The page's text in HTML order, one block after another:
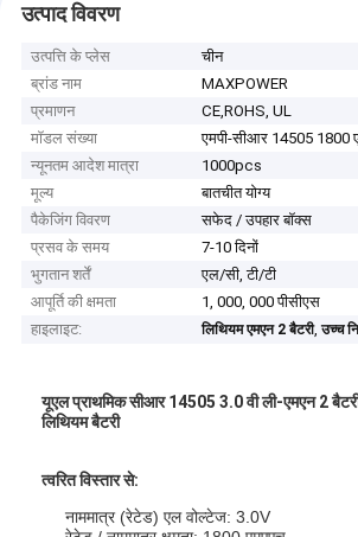
उत्पाद विवरण
उत्पत्ति के प्लेस
चीन
ब्रांड नाम
MAXPOWER
प्रमाणन
CE,ROHS, UL
मॉडल संख्या
एमपी-सीआर 14505 1800
न्यूनतम आदेश मात्रा
1000pcs
मूल्य
बातचीत योग्य
पैकेजिंग विवरण
सफेद / उपहार बॉक्स
प्रसव के समय
7-10 दिनों
भुगतान शर्तें
एल/सी, टी/टी
आपूर्ति की क्षमता
1, 000, 000 पीसीएस
हाइलाइट:
लिथियम एमएन 2 बैटरी,उच्च
यूएल प्राथमिक सीआर 14505 3.0 वी ली-एमएन 2
लिथियम बैटरी
त्वरित विस्तार से:
नाममात्र (रेटेड) एल वोल्टेज: 3.0V